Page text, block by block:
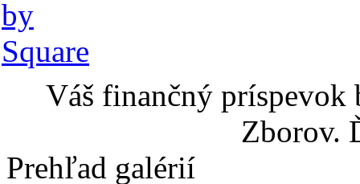
Váš finančný príspevok
Zborov.
Prehľad galérií